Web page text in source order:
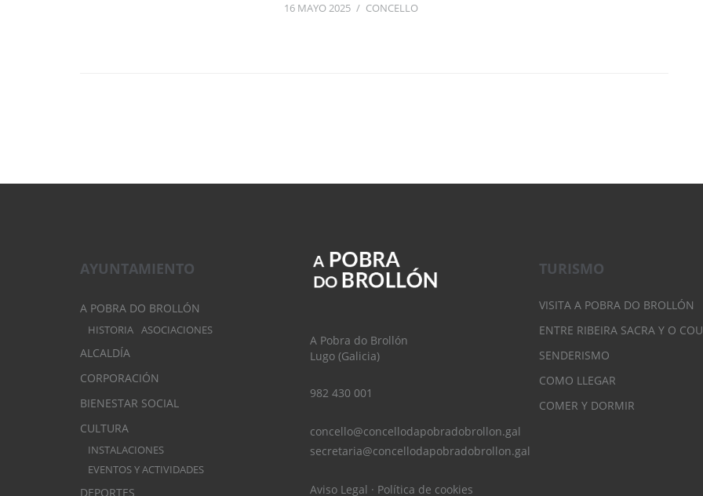
16 MAYO 2025 / CONCELLO
AYUNTAMIENTO
A POBRA DO BROLLÓN
HISTORIA ASOCIACIONES
ALCALDÍA
CORPORACIÓN
BIENESTAR SOCIAL
CULTURA
INSTALACIONES
EVENTOS Y ACTIVIDADES
DEPORTES
A Pobra do Brollón
Lugo (Galicia)
982 430 001
concello@concellodapobradobrollon.gal
secretaria@concellodapobradobrollon.gal
Aviso Legal · Política de cookies
TURISMO
VISITA A POBRA DO BROLLÓN
ENTRE RIBEIRA SACRA Y O
SENDERISMO
COMO LLEGAR
COMER Y DORMIR